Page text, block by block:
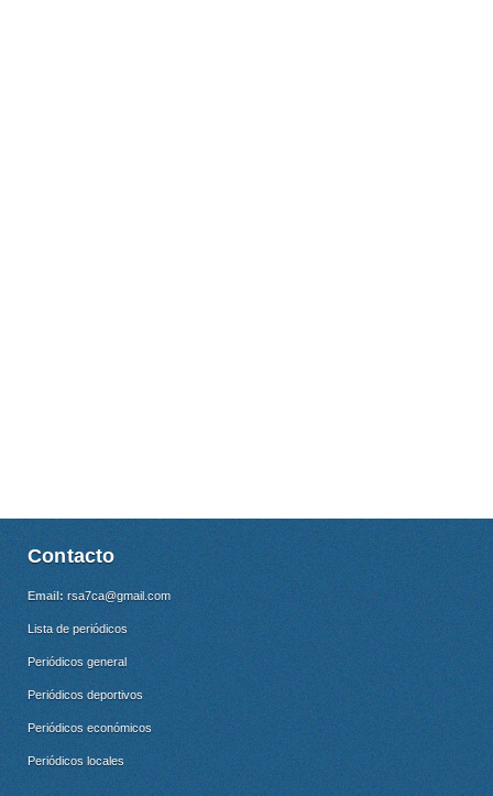
Contacto
Email: rsa7ca@gmail.com
Lista de periódicos
Periódicos general
Periódicos deportivos
Periódicos económicos
Periódicos locales